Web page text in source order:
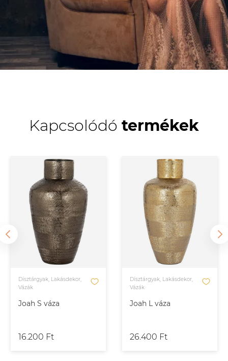
Kapcsolódó termékek
Joah S váza
Dísztárgyak, Lakásdekor,
Vázák
16.200 Ft
Joah L váza
Dísztárgyak, Lakásdekor,
Vázák
26.400 Ft